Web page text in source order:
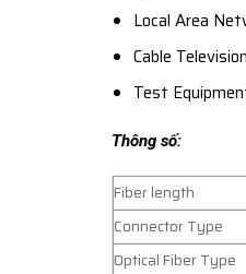
Local Area
Cable
Test
Thông số:
Fiber length
Connector Type
Optical Fiber Type